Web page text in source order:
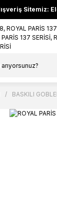
Sitemiz:
BASKILI